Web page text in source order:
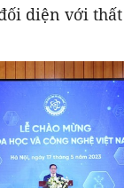
diện với